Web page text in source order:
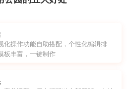
化操作功能自助搭配，个性化编辑排
板丰富，一键制作